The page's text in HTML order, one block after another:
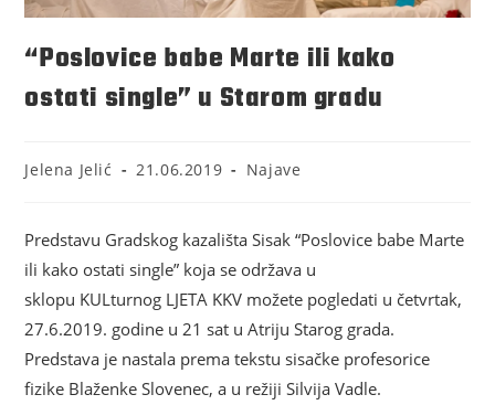
“Poslovice babe Marte ili kako
ostati single” u Starom gradu
Jelena Jelić 21.06.2019 Najave
Predstavu Gradskog kazališta Sisak “Poslovice babe Marte
ili kako ostati single” koja se održava u
sklopu KULturnog LJETA KKV možete pogledati u četvrtak,
27.6.2019. godine u 21 sat u Atriju Starog grada.
Predstava je nastala prema tekstu sisačke profesorice
fizike Blaženke Slovenec, a u režiji Silvija Vadle.